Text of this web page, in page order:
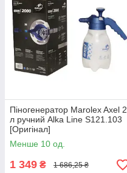
Піногенератор Marolex Axel 2
л ручний Alka Line S121.103
[Оригінал]
Менше 10 од.
1 349 ₴ 1 686,25 ₴